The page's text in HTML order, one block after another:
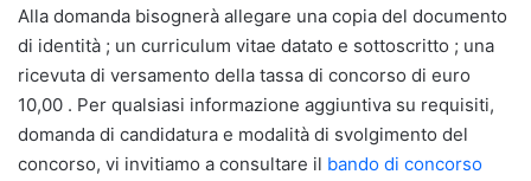
Alla domanda bisognerà allegare una copia del documento
di identità ; un curriculum vitae datato e sottoscritto ; una
ricevuta di versamento della tassa di concorso di euro
10,00 . Per qualsiasi informazione aggiuntiva su requisiti,
domanda di candidatura e modalità di svolgimento del
concorso, vi invitiamo a consultare il bando di concorso